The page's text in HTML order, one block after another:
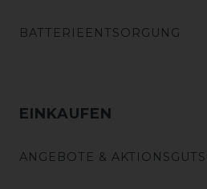
BATTERIEENTSORGUNG
EINKAUFEN
ANGEBOTE &